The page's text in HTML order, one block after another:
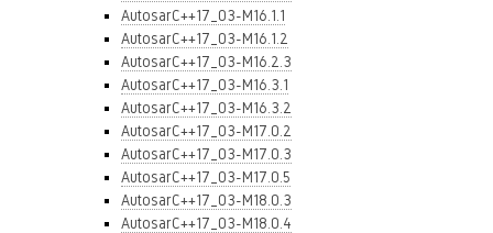
AutosarC++17_03-M16.1.1
AutosarC++17_03-M16.1.2
AutosarC++17_03-M16.2.3
AutosarC++17_03-M16.3.1
AutosarC++17_03-M16.3.2
AutosarC++17_03-M17.0.2
AutosarC++17_03-M17.0.3
AutosarC++17_03-M17.0.5
AutosarC++17_03-M18.0.3
AutosarC++17_03-M18.0.4